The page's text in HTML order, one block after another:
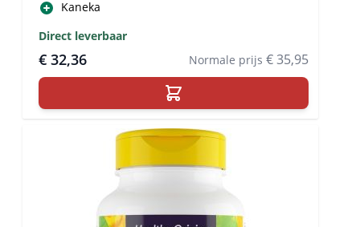
Kaneka
Direct leverbaar
€ 32,36 Normale prijs € 35,95